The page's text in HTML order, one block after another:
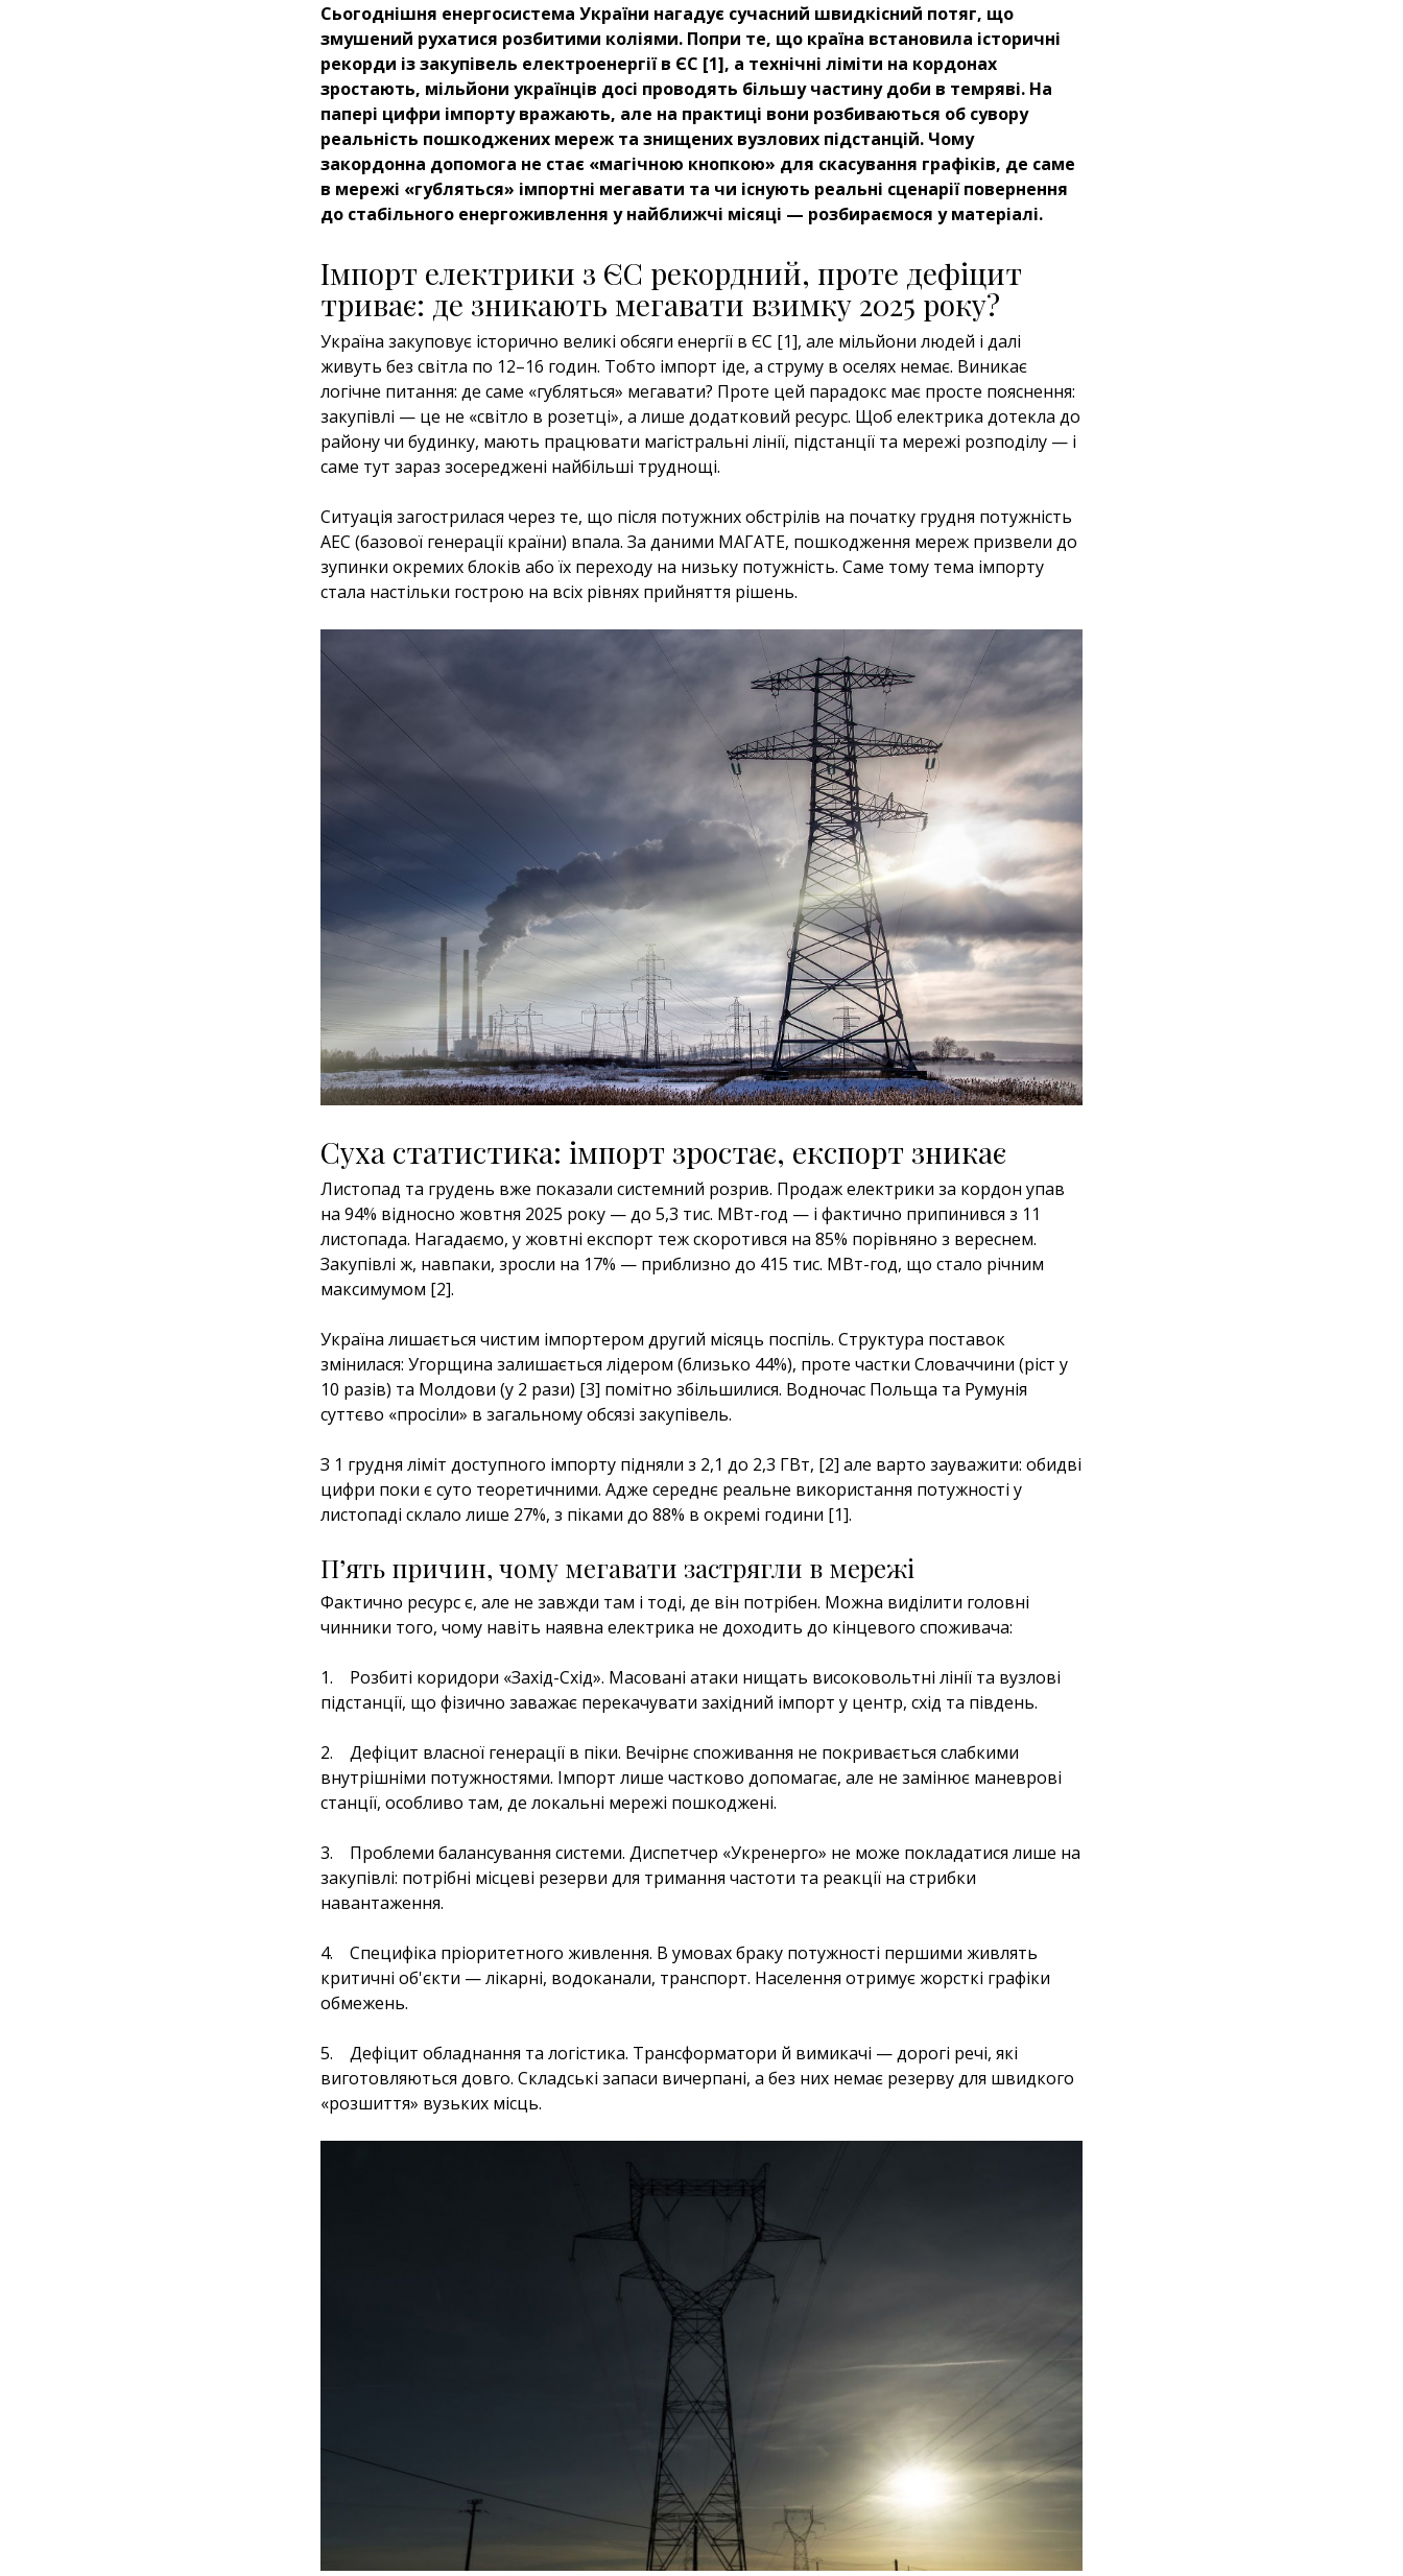
Сьогоднішня енергосистема України нагадує сучасний швидкісний потяг, що
змушений рухатися розбитими коліями. Попри те, що країна встановила історичні
рекорди із закупівель електроенергії в ЄС [1], а технічні ліміти на кордонах
зростають, мільйони українців досі проводять більшу частину доби в темряві. На
папері цифри імпорту вражають, але на практиці вони розбиваються об сувору
реальність пошкоджених мереж та знищених вузлових підстанцій. Чому
закордонна допомога не стає «магічною кнопкою» для скасування графіків, де саме
в мережі «губляться» імпортні мегавати та чи існують реальні сценарії повернення
до стабільного енергоживлення у найближчі місяці — розбираємося у матеріалі.
Імпорт електрики з ЄС рекордний, проте дефіцит
триває: де зникають мегавати взимку 2025 року?
Україна закуповує історично великі обсяги енергії в ЄС [1], але мільйони людей і далі
живуть без світла по 12–16 годин. Тобто імпорт іде, а струму в оселях немає. Виникає
логічне питання: де саме «губляться» мегавати? Проте цей парадокс має просте пояснення:
закупівлі — це не «світло в розетці», а лише додатковий ресурс. Щоб електрика дотекла до
району чи будинку, мають працювати магістральні лінії, підстанції та мережі розподілу — і
саме тут зараз зосереджені найбільші труднощі.
Ситуація загострилася через те, що після потужних обстрілів на початку грудня потужність
АЕС (базової генерації країни) впала. За даними МАГАТЕ, пошкодження мереж призвели до
зупинки окремих блоків або їх переходу на низьку потужність. Саме тому тема імпорту
стала настільки гострою на всіх рівнях прийняття рішень.
Суха статистика: імпорт зростає, експорт зникає
Листопад та грудень вже показали системний розрив. Продаж електрики за кордон упав
на 94% відносно жовтня 2025 року — до 5,3 тис. МВт-год — і фактично припинився з 11
листопада. Нагадаємо, у жовтні експорт теж скоротився на 85% порівняно з вереснем.
Закупівлі ж, навпаки, зросли на 17% — приблизно до 415 тис. МВт-год, що стало річним
максимумом [2].
Україна лишається чистим імпортером другий місяць поспіль. Структура поставок
змінилася: Угорщина залишається лідером (близько 44%), проте частки Словаччини (ріст у
10 разів) та Молдови (у 2 рази) [3] помітно збільшилися. Водночас Польща та Румунія
суттєво «просіли» в загальному обсязі закупівель.
З 1 грудня ліміт доступного імпорту підняли з 2,1 до 2,3 ГВт, [2] але варто зауважити: обидві
цифри поки є суто теоретичними. Адже середнє реальне використання потужності у
листопаді склало лише 27%, з піками до 88% в окремі години [1].
П’ять причин, чому мегавати застрягли в мережі
Фактично ресурс є, але не завжди там і тоді, де він потрібен. Можна виділити головні
чинники того, чому навіть наявна електрика не доходить до кінцевого споживача:
1. Розбиті коридори «Захід-Схід». Масовані атаки нищать високовольтні лінії та вузлові
підстанції, що фізично заважає перекачувати західний імпорт у центр, схід та південь.
2. Дефіцит власної генерації в піки. Вечірнє споживання не покривається слабкими
внутрішніми потужностями. Імпорт лише частково допомагає, але не замінює маневрові
станції, особливо там, де локальні мережі пошкоджені.
3. Проблеми балансування системи. Диспетчер «Укренерго» не може покладатися лише на
закупівлі: потрібні місцеві резерви для тримання частоти та реакції на стрибки
навантаження.
4. Специфіка пріоритетного живлення. В умовах браку потужності першими живлять
критичні об'єкти — лікарні, водоканали, транспорт. Населення отримує жорсткі графіки
обмежень.
5. Дефіцит обладнання та логістика. Трансформатори й вимикачі — дорогі речі, які
виготовляються довго. Складські запаси вичерпані, а без них немає резерву для швидкого
«розшиття» вузьких місць.